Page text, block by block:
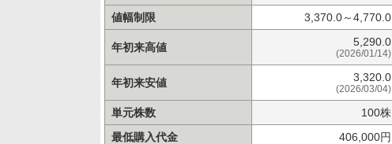
値幅制限
3,370.0～4,770.0
年初来高値 5,290.0
(2026/01/14)
年初来安値 3,320.0
(2026/03/04)
単元株数
100株
最低購入代金
406,000円